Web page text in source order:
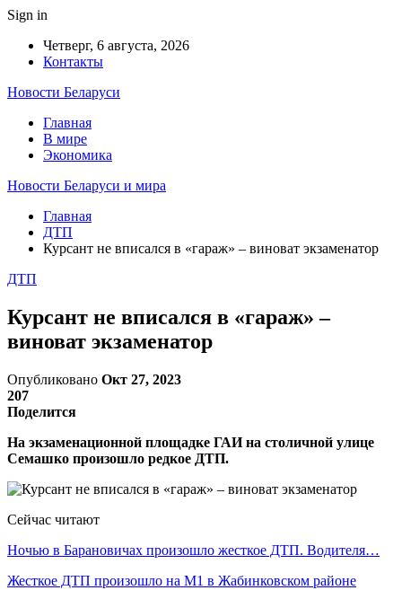
Sign in
Четверг, 6 августа, 2026
Контакты
Новости Беларуси
Главная
В мире
Экономика
Новости Беларуси и мира
Главная
ДТП
Курсант не вписался в «гараж» – виноват экзаменатор
ДТП
Курсант не вписался в «гараж» –
виноват экзаменатор
Опубликовано Окт 27, 2023
207
Поделится
На экзаменационной площадке ГАИ на столичной улице
Семашко произошло редкое ДТП.
Сейчас читают
Ночью в Барановичах произошло жесткое ДТП. Водителя…
Жесткое ДТП произошло на М1 в Жабинковском районе